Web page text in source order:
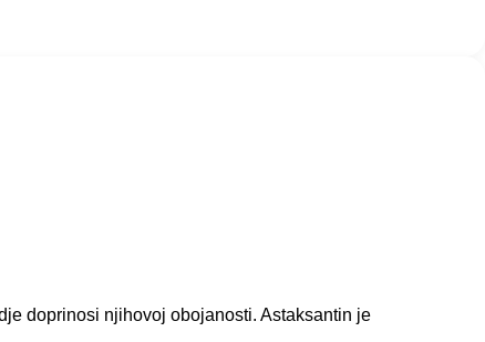
doprinosi njihovoj obojanosti. Astaksantin je